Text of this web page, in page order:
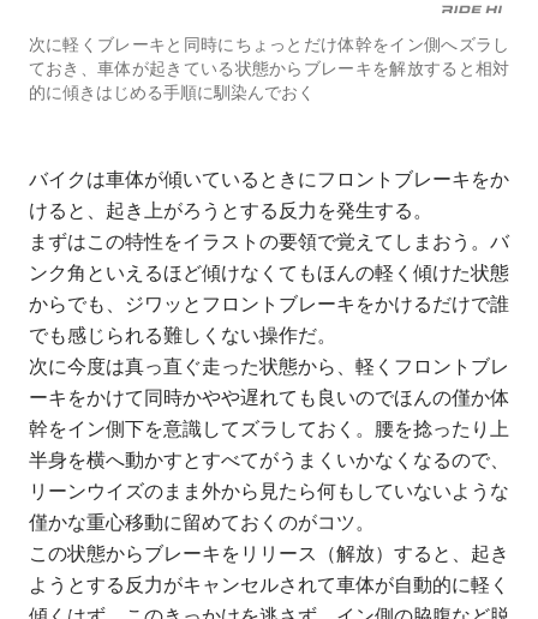
次に軽くブレーキと同時にちょっとだけ体幹をイン側へズラし
ておき、車体が起きている状態からブレーキを解放すると相対
的に傾きはじめる手順に馴染んでおく
バイクは車体が傾いているときにフロントブレーキをか
けると、起き上がろうとする反力を発生する。
まずはこの特性をイラストの要領で覚えてしまおう。バ
ンク角といえるほど傾けなくてもほんの軽く傾けた状態
からでも、ジワッとフロントブレーキをかけるだけで誰
でも感じられる難しくない操作だ。
次に今度は真っ直ぐ走った状態から、軽くフロントブレ
ーキをかけて同時かやや遅れても良いのでほんの僅か体
幹をイン側下を意識してズラしておく。腰を捻ったり上
半身を横へ動かすとすべてがうまくいかなくなるので、
リーンウイズのまま外から見たら何もしていないような
僅かな重心移動に留めておくのがコツ。
この状態からブレーキをリリース（解放）すると、起き
ようとする反力がキャンセルされて車体が自動的に軽く